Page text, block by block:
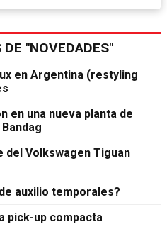
"NOVEDADES"
en Argentina (restyling
en una nueva planta de
del Volkswagen Tiguan
auxilio temporales?
pick-up compacta